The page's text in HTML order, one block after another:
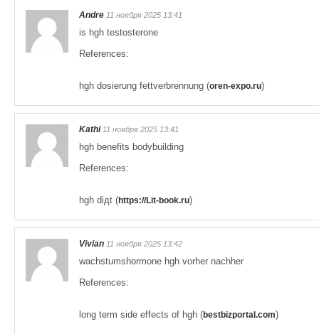
Andre 11 ноября 2025 13:41
is hgh testosterone
References:
hgh dosierung fettverbrennung (oren-expo.ru)
Kathi11 ноября 2025 13:41
hgh benefits bodybuilding
References:
hgh diдt (https://Lit-book.ru)
Vivian 11 ноября 2025 13:42
wachstumshormone hgh vorher nachher
References:
long term side effects of hgh (bestbizportal.com)